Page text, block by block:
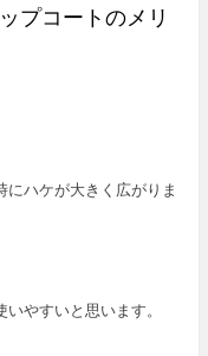
プコートのメリ
ハケが大きく広がりま
やすいと思います。